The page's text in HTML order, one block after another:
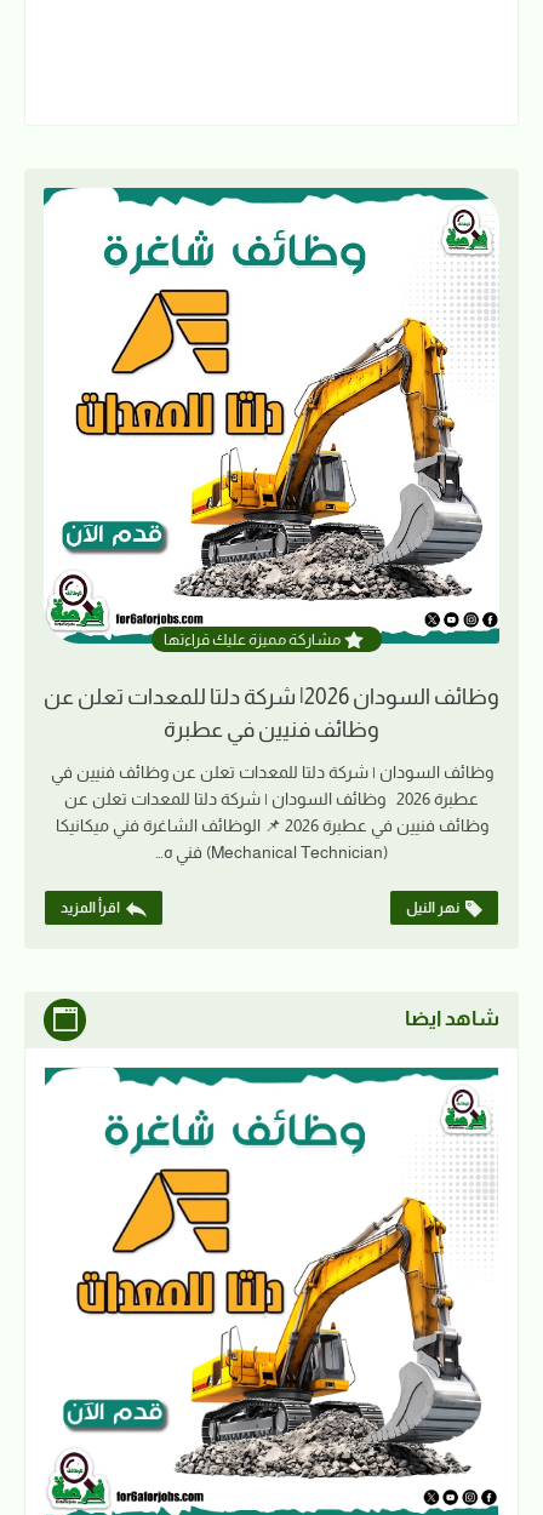
مشاركة مميزة عليك قراءتها
وظائف السودان 2026| شركة دلتا للمعدات تعلن عن
وظائف فنيين في عطبرة
وظائف السودان | شركة دلتا للمعدات تعلن عن وظائف فنيين في
عطبرة 2026 وظائف السودان | شركة دلتا للمعدات تعلن عن
وظائف فنيين في عطبرة 2026 📌 الوظائف الشاغرة فني ميكانيكا
(Mechanical Technician) فني ه…
نهر النيل اقرأ المزيد
شاهد ايضا